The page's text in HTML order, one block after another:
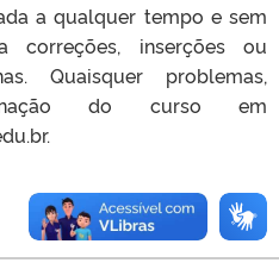
a qualquer tempo e sem
correções, inserções ou
Quaisquer problemas,
do curso em